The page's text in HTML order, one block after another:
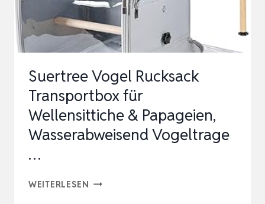
–
FÜR…
Suertree Vogel Rucksack
Transportbox für
Wellensittiche & Papageien,
Wasserabweisend Vogeltrage
…
WEITERLESEN SUERTREE